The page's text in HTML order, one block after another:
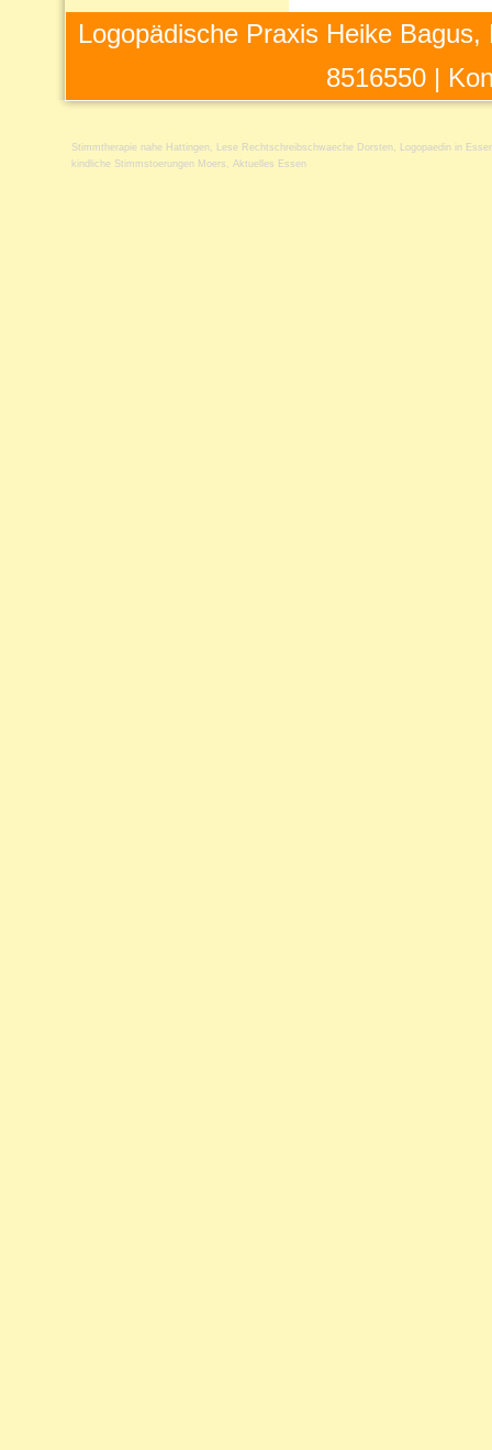
Logopädische Praxis Heike
8516550 |
Stimmtherapie nahe Hattingen Lese Rechtschreibschwaeche Dorsten
Logopaedin in
kindliche Stimmstoerungen Moers
Aktuelles Essen